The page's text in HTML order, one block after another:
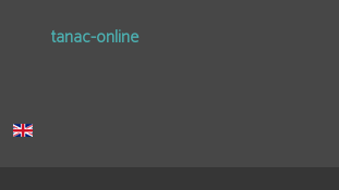
tanac-online